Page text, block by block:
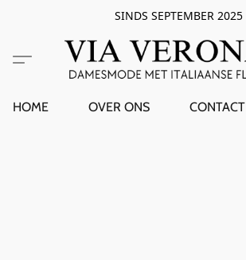
SINDS SEPTEMBER 2025
HOME OVER ONS CONTACT